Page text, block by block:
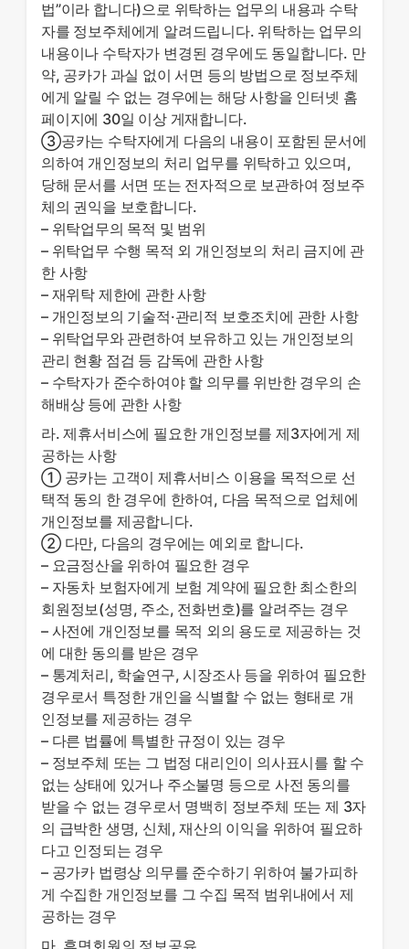
법”이라 합니다)으로 위탁하는 업무의 내용과 수탁
자를 정보주체에게 알려드립니다. 위탁하는 업무의
내용이나 수탁자가 변경된 경우에도 동일합니다. 만
약, 공카가 과실 없이 서면 등의 방법으로 정보주체
에게 알릴 수 없는 경우에는 해당 사항을 인터넷 홈
페이지에 30일 이상 게재합니다.
③공카는 수탁자에게 다음의 내용이 포함된 문서에
의하여 개인정보의 처리 업무를 위탁하고 있으며,
당해 문서를 서면 또는 전자적으로 보관하여 정보주
체의 권익을 보호합니다.
– 위탁업무의 목적 및 범위
– 위탁업무 수행 목적 외 개인정보의 처리 금지에 관
한 사항
– 재위탁 제한에 관한 사항
– 개인정보의 기술적·관리적 보호조치에 관한 사항
– 위탁업무와 관련하여 보유하고 있는 개인정보의
관리 현황 점검 등 감독에 관한 사항
– 수탁자가 준수하여야 할 의무를 위반한 경우의 손
해배상 등에 관한 사항
라. 제휴서비스에 필요한 개인정보를 제3자에게 제
공하는 사항
① 공카는 고객이 제휴서비스 이용을 목적으로 선
택적 동의 한 경우에 한하여, 다음 목적으로 업체에
개인정보를 제공합니다.
② 다만, 다음의 경우에는 예외로 합니다.
– 요금정산을 위하여 필요한 경우
– 자동차 보험자에게 보험 계약에 필요한 최소한의
회원정보(성명, 주소, 전화번호)를 알려주는 경우
– 사전에 개인정보를 목적 외의 용도로 제공하는 것
에 대한 동의를 받은 경우
– 통계처리, 학술연구, 시장조사 등을 위하여 필요한
경우로서 특정한 개인을 식별할 수 없는 형태로 개
인정보를 제공하는 경우
– 다른 법률에 특별한 규정이 있는 경우
– 정보주체 또는 그 법정 대리인이 의사표시를 할 수
없는 상태에 있거나 주소불명 등으로 사전 동의를
받을 수 없는 경우로서 명백히 정보주체 또는 제 3자
의 급박한 생명, 신체, 재산의 이익을 위하여 필요하
다고 인정되는 경우
– 공가카 법령상 의무를 준수하기 위하여 불가피하
게 수집한 개인정보를 그 수집 목적 범위내에서 제
공하는 경우
마. 휴면회원의 정보공유